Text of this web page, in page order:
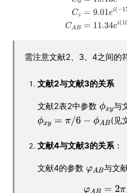
需注意文献2、3、4之间的
文献2与文献3的关系
文献2表2中参数 与
(见
文献4与文献3的关系 ：
文献4的参数 与文